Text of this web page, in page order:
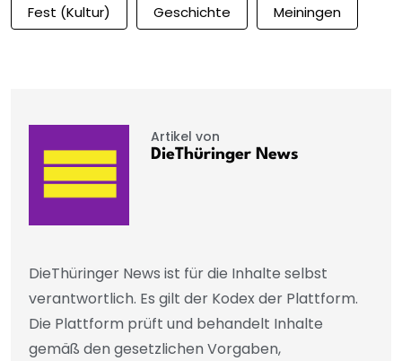
Fest (Kultur) Geschichte Meiningen
Artikel von
DieThüringer News
DieThüringer News ist für die Inhalte selbst
verantwortlich. Es gilt der Kodex der Plattform.
Die Plattform prüft und behandelt Inhalte
gemäß den gesetzlichen Vorgaben,